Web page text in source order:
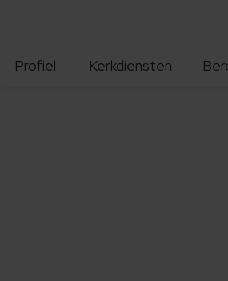
Profiel Kerkdiensten